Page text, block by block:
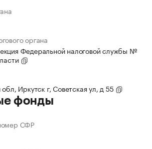
органа
Федеральной налоговой службы №
Иркутск г, Советская ул, д 55
фонды
СФР